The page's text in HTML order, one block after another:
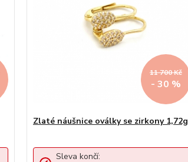
11 700 Kč
- 30 %
Zlaté náušnice oválky se zirkony 1,72g
Sleva končí: